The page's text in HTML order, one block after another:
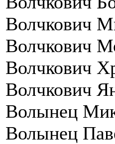
Волчкович
Волчкович
Волчкович
Волчкович
Волынец
Волынец